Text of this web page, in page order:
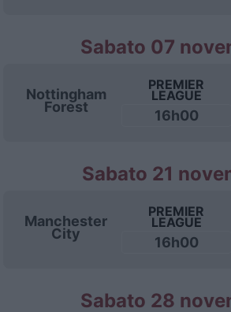
Sabato 07
Nottingham
Forest
PREMIER
LEAGUE
16h00
Sabato 21
Manchester
City
PREMIER
LEAGUE
16h00
Sabato 28